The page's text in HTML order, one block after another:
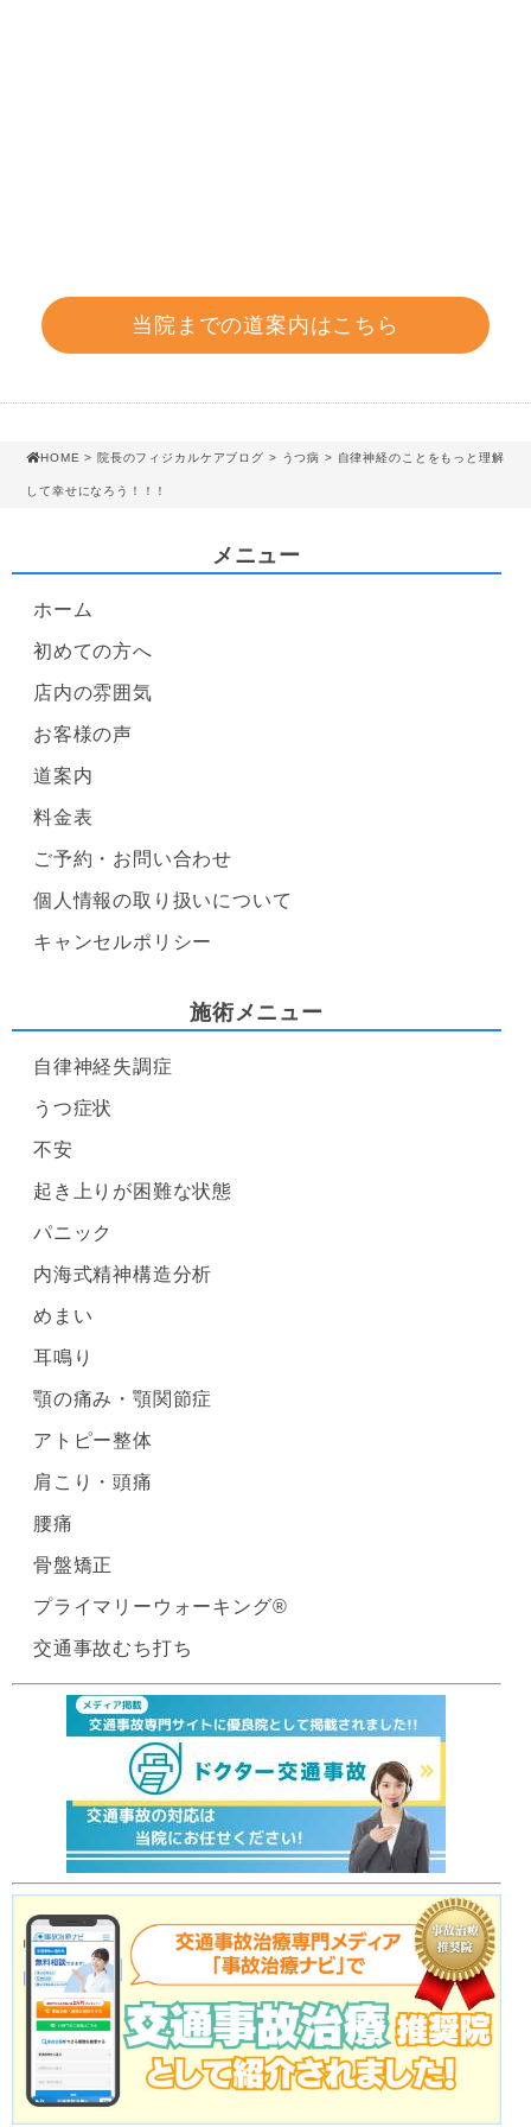
当院までの道案内はこちら
HOME > 院長のフィジカルケアブログ > うつ病 > 自律神経のことをもっと理解
して幸せになろう！！！
メニュー
ホーム
初めての方へ
店内の雰囲気
お客様の声
道案内
料金表
ご予約・お問い合わせ
個人情報の取り扱いについて
キャンセルポリシー
施術メニュー
自律神経失調症
うつ症状
不安
起き上りが困難な状態
パニック
内海式精神構造分析
めまい
耳鳴り
顎の痛み・顎関節症
アトピー整体
肩こり・頭痛
腰痛
骨盤矯正
プライマリーウォーキング®
交通事故むち打ち